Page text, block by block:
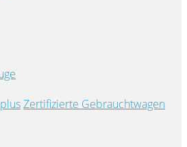
Zertifizierte Gebrauchtwagen